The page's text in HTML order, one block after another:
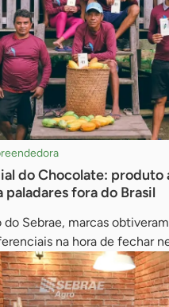
do Chocolate: produto
paladares fora do Brasil
do Sebrae, marcas
na hora de fechar